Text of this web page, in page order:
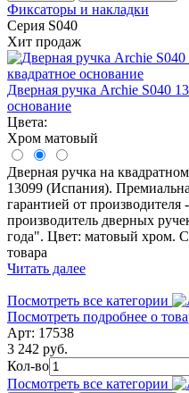
Фиксаторы и накладки
Серия S040
Хит продаж
Дверная ручка Archie S040
основание
Цвета:
Хром матовый
Дверная ручка на
13099 (Испания).
гарантией от
производитель дверных
года". Цвет: матовый хром.
товара
Читать далее
Посмотреть все категории
Посмотреть подробнее о
Арт: 17538
3 242 руб.
Кол-во
Посмотреть все категории